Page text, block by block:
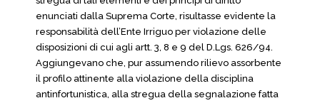
enunciati dalla Suprema Corte, risultasse evidente la
responsabilità dell’Ente Irriguo per violazione delle
disposizioni di cui agli artt. 3, 8 e 9 del D.Lgs. 626/94.
Aggiungevano che, pur assumendo rilievo assorbente
il profilo attinente alla violazione della disciplina
antinfortunistica, alla stregua della segnalazione fatta